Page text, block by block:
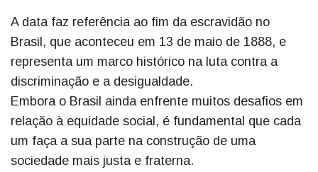
A data faz referência ao fim da escravidão no
Brasil, que aconteceu em 13 de maio de 1888, e
representa um marco histórico na luta contra a
discriminação e a desigualdade.
Embora o Brasil ainda enfrente muitos desafios em
relação à equidade social, é fundamental que cada
um faça a sua parte na construção de uma
sociedade mais justa e fraterna.